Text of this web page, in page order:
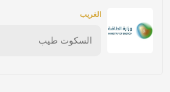
الغريب
السكوت طيب